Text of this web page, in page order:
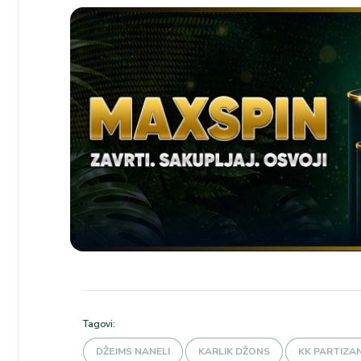
Tagovi:
DŽEJMS NANELI KARLIK DŽONS KK